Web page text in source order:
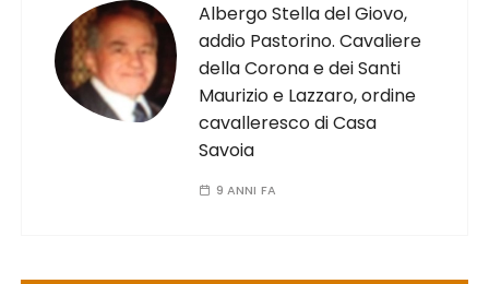
Albergo Stella del Giovo,
addio Pastorino. Cavaliere
della Corona e dei Santi
Maurizio e Lazzaro, ordine
cavalleresco di Casa
Savoia
9 ANNI FA